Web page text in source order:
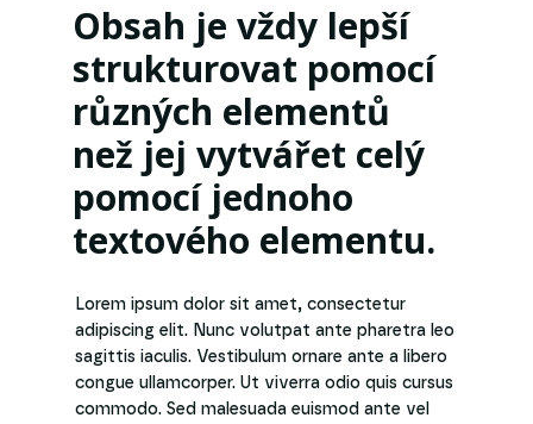
Obsah je vždy lepší
strukturovat pomocí
různých elementů
než jej vytvářet celý
pomocí jednoho
textového elementu.
Lorem ipsum dolor sit amet, consectetur
adipiscing elit. Nunc volutpat ante pharetra leo
sagittis iaculis. Vestibulum ornare ante a libero
congue ullamcorper. Ut viverra odio quis cursus
commodo. Sed malesuada euismod ante vel